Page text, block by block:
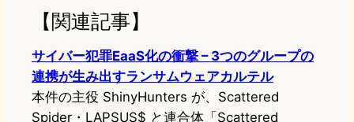
【関連記事】
サイバー犯罪EaaS化の衝撃 – 3つのグループの
連携が生み出すランサムウェアカルテル
本件の主役 ShinyHunters が、Scattered
Spider・LAPSUS$ と連合体「Scattered